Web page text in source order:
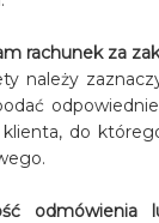
rachunek za
należy
do
odmówienia